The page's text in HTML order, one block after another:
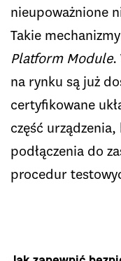
nieupoważnione
Takie
Platform Module.
na rynku są już
certyfikowane
część
podłączenia do
procedur